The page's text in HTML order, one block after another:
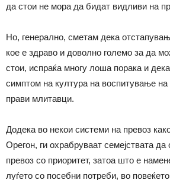
да стои не мора да бидат видливи на
Но, генерално, сметам дека
кое е здраво и доволно големо за да
стои, испраќа многу лоша порака и
симптом на култура на воспитување на
прави млитавци.
Додека во некои системи на превоз
Орегон, ги охрабруваат семејствата
превоз со приоритет, затоа што е
луѓето со посебни потреби, во